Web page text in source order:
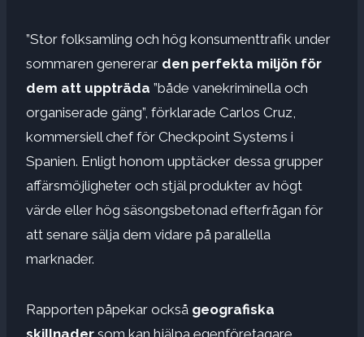
”Stor folksamling och hög konsumenttrafik under
sommaren genererar den perfekta miljön för
dem att uppträda ”både vanekriminella och
organiserade gäng”, förklarade Carlos Cruz,
kommersiell chef för Checkpoint Systems i
Spanien. Enligt honom upptäcker dessa grupper
affärsmöjligheter och stjäl produkter av högt
värde eller hög säsongsbetonad efterfrågan för
att senare sälja dem vidare på parallella
marknader.
Rapporten påpekar också geografiska
skillnader som kan hjälpa egenföretagare